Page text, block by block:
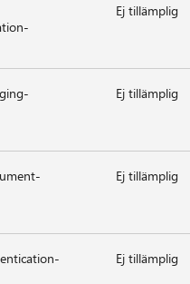
Ej tillämplig
Ej tillämplig
Ej tillämplig
Ej tillämplig